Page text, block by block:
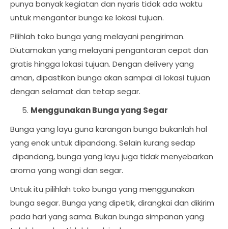
punya banyak kegiatan dan nyaris tidak ada waktu
untuk mengantar bunga ke lokasi tujuan.
Pilihlah toko bunga yang melayani pengiriman.
Diutamakan yang melayani pengantaran cepat dan
gratis hingga lokasi tujuan. Dengan delivery yang
aman, dipastikan bunga akan sampai di lokasi tujuan
dengan selamat dan tetap segar.
Menggunakan Bunga yang Segar
Bunga yang layu guna karangan bunga bukanlah hal
yang enak untuk dipandang. Selain kurang sedap
dipandang, bunga yang layu juga tidak menyebarkan
aroma yang wangi dan segar.
Untuk itu pilihlah toko bunga yang menggunakan
bunga segar. Bunga yang dipetik, dirangkai dan dikirim
pada hari yang sama. Bukan bunga simpanan yang